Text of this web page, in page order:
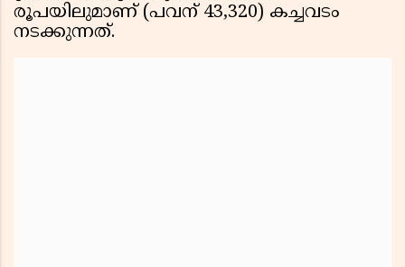
രൂപയിലുമാണ് (പവന് 43,320) കച്ചവടം
നടക്കുന്നത്.